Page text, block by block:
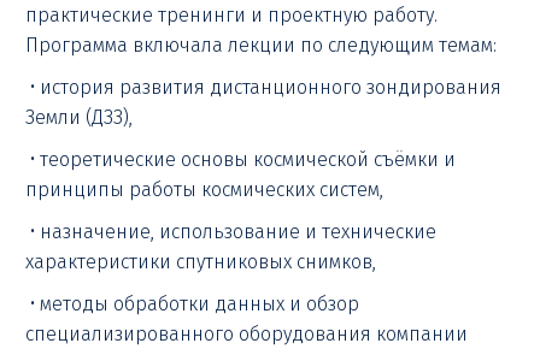
практические тренинги и проектную работу.
Программа включала лекции по следующим темам:
• история развития дистанционного зондирования
Земли (ДЗЗ),
• теоретические основы космической съёмки и
принципы работы космических систем,
• назначение, использование и технические
характеристики спутниковых снимков,
• методы обработки данных и обзор
специализированного оборудования компании